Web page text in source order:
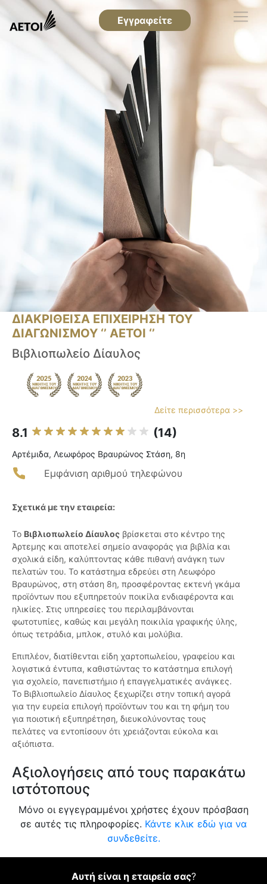
Εγγραφείτε
ΔΙΑΚΡΙΘΕΙΣΑ ΕΠΙΧΕΙΡΗΣΗ ΤΟΥ
ΔΙΑΓΩΝΙΣΜΟΥ ‘’ ΑΕΤΟΙ ‘’
Βιβλιοπωλείο Δίαυλος
Δείτε περισσότερα >>
8.1 (14)
Αρτέμιδα, Λεωφόρος Βραυρώνος Στάση, 8η
Εμφάνιση αριθμού τηλεφώνου
Σχετικά με την εταιρεία:
Το Βιβλιοπωλείο Δίαυλος βρίσκεται στο κέντρο της
Άρτεμης και αποτελεί σημείο αναφοράς για βιβλία και
σχολικά είδη, καλύπτοντας κάθε πιθανή ανάγκη των
πελατών του. Το κατάστημα εδρεύει στη Λεωφόρο
Βραυρώνος, στη στάση 8η, προσφέροντας εκτενή γκάμα
προϊόντων που εξυπηρετούν ποικίλα ενδιαφέροντα και
ηλικίες. Στις υπηρεσίες του περιλαμβάνονται
φωτοτυπίες, καθώς και μεγάλη ποικιλία γραφικής ύλης,
όπως τετράδια, μπλοκ, στυλό και μολύβια.
Επιπλέον, διατίθενται είδη χαρτοπωλείου, γραφείου και
λογιστικά έντυπα, καθιστώντας το κατάστημα επιλογή
για σχολείο, πανεπιστήμιο ή επαγγελματικές ανάγκες.
Το Βιβλιοπωλείο Δίαυλος ξεχωρίζει στην τοπική αγορά
για την ευρεία επιλογή προϊόντων του και τη φήμη του
για ποιοτική εξυπηρέτηση, διευκολύνοντας τους
πελάτες να εντοπίσουν ότι χρειάζονται εύκολα και
αξιόπιστα.
Αξιολογήσεις από τους παρακάτω
ιστότοπους
Μόνο οι εγγεγραμμένοι χρήστες έχουν πρόσβαση
σε αυτές τις πληροφορίες. Κάντε κλικ εδώ για να
συνδεθείτε.
Αυτή είναι η εταιρεία σας?